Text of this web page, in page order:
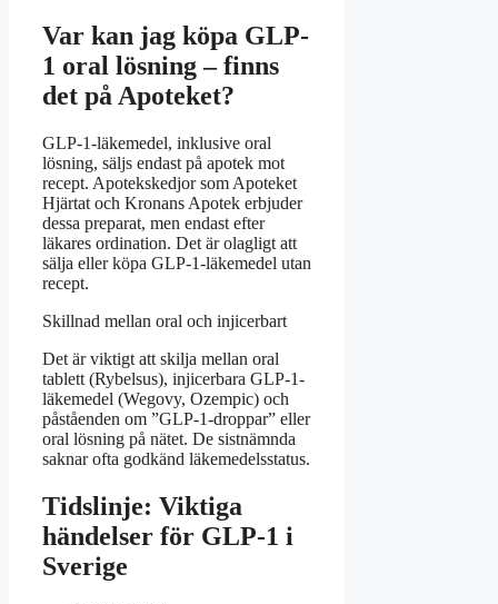
Var kan jag köpa GLP-
1 oral lösning – finns
det på Apoteket?
GLP-1-läkemedel, inklusive oral
lösning, säljs endast på apotek mot
recept. Apotekskedjor som Apoteket
Hjärtat och Kronans Apotek erbjuder
dessa preparat, men endast efter
läkares ordination. Det är olagligt att
sälja eller köpa GLP-1-läkemedel utan
recept.
Skillnad mellan oral och injicerbart
Det är viktigt att skilja mellan oral
tablett (Rybelsus), injicerbara GLP-1-
läkemedel (Wegovy, Ozempic) och
påståenden om ”GLP-1-droppar” eller
oral lösning på nätet. De sistnämnda
saknar ofta godkänd läkemedelsstatus.
Tidslinje: Viktiga
händelser för GLP-1 i
Sverige